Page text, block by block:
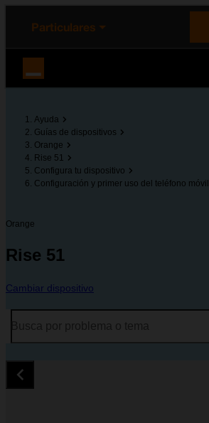
principal
la página
Particulares
Ayuda
Guías de dispositivos
Orange
Rise 51
Configura tu dispositivo
Configuración y primer uso del teléfono móvil
Orange
Rise 51
Cambiar dispositivo